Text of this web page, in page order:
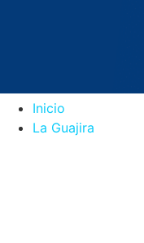
Inicio
La Guajira